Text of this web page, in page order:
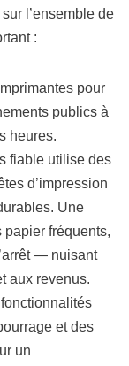
l’ensemble de
:
pour
publics à
heures.
fiable utilise des
d’impression
Une
fréquents,
— nuisant
aux revenus.
et des
un